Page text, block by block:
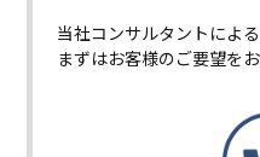
当社コンサルタントによ
まずはお客様のご要望を